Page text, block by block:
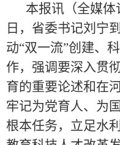
本报讯（全媒体
日，省委书记刘宁
动“双一流”创建、
作，强调要深入贯
育的重要论述和在
牢记为党育人、为
根本任务，立足水